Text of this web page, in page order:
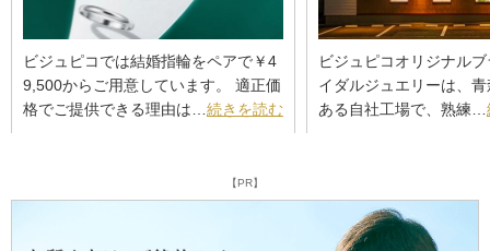
ビジュピコでは結婚指輪をペアで￥4
9,500からご用意しています。 適正価
格でご提供できる理由は…続きを読む
ビジュピコオリジナル
イダルジュエリーは、
ある自社工場で、熟練…
【PR】